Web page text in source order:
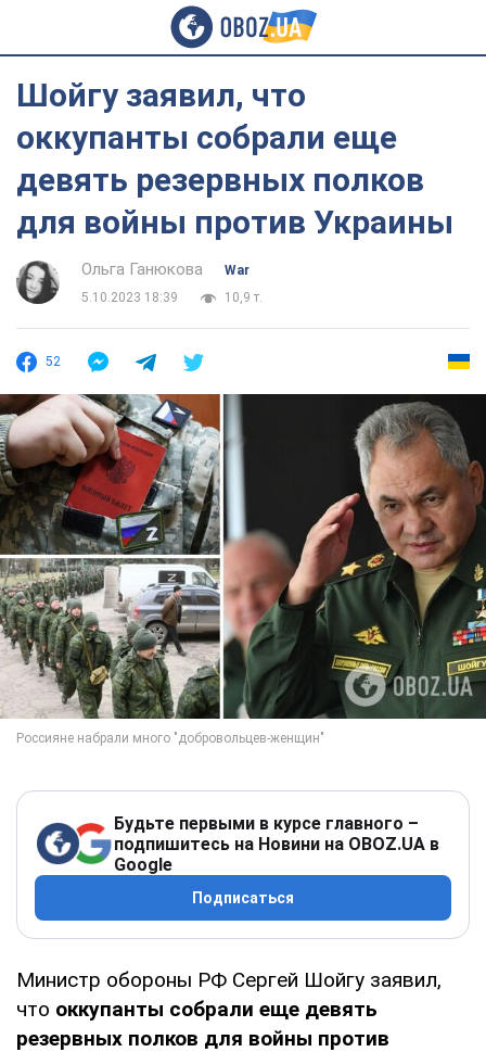
Шойгу заявил, что
оккупанты собрали еще
девять резервных полков
для войны против Украины
Ольга Ганюкова
War
5.10.2023 18:39
10,9 т.
52
Будьте первыми в курсе главного –
подпишитесь на Новини на OBOZ.UA в
Google
Подписаться
Министр обороны РФ Сергей Шойгу заявил,
что оккупанты собрали еще девять
резервных полков для войны против